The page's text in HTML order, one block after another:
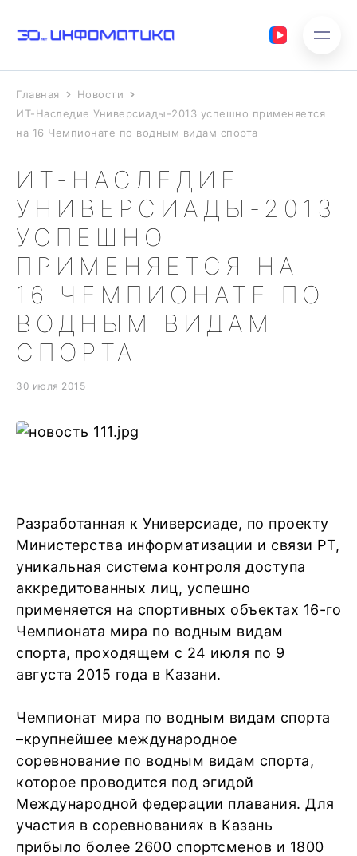
Главная
Новости
ИТ-Наследие Универсиады-2013 успешно применяется
на 16 Чемпионате по водным видам спорта
ИТ-НАСЛЕДИЕ
УНИВЕРСИАДЫ-2013
УСПЕШНО
ПРИМЕНЯЕТСЯ НА
16 ЧЕМПИОНАТЕ ПО
ВОДНЫМ ВИДАМ
СПОРТА
30 июля 2015
Разработанная к Универсиаде, по проекту
Министерства информатизации и связи РТ,
уникальная система контроля доступа
аккредитованных лиц, успешно
применяется на спортивных объектах 16-го
Чемпионата мира по водным видам
спорта, проходящем с 24 июля по 9
августа 2015 года в Казани.
Чемпионат мира по водным видам спорта
–крупнейшее международное
соревнование по водным видам спорта,
которое проводится под эгидой
Международной федерации плавания. Для
участия в соревнованиях в Казань
прибыло более 2600 спортсменов и 1800